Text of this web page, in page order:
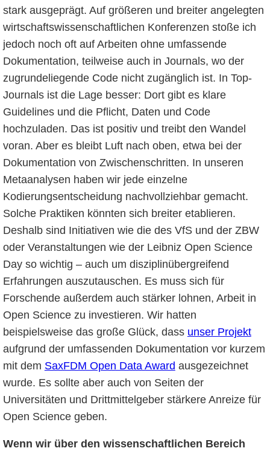
stark ausgeprägt. Auf größeren und breiter angelegten
wirtschaftswissenschaftlichen Konferenzen stoße ich
jedoch noch oft auf Arbeiten ohne umfassende
Dokumentation, teilweise auch in Journals, wo der
zugrundeliegende Code nicht zugänglich ist. In Top-
Journals ist die Lage besser: Dort gibt es klare
Guidelines und die Pflicht, Daten und Code
hochzuladen. Das ist positiv und treibt den Wandel
voran. Aber es bleibt Luft nach oben, etwa bei der
Dokumentation von Zwischenschritten. In unseren
Metaanalysen haben wir jede einzelne
Kodierungsentscheidung nachvollziehbar gemacht.
Solche Praktiken könnten sich breiter etablieren.
Deshalb sind Initiativen wie die des VfS und der ZBW
oder Veranstaltungen wie der Leibniz Open Science
Day so wichtig – auch um disziplinübergreifend
Erfahrungen auszutauschen. Es muss sich für
Forschende außerdem auch stärker lohnen, Arbeit in
Open Science zu investieren. Wir hatten
beispielsweise das große Glück, dass unser Projekt
aufgrund der umfassenden Dokumentation vor kurzem
mit dem SaxFDM Open Data Award ausgezeichnet
wurde. Es sollte aber auch von Seiten der
Universitäten und Drittmittelgeber stärkere Anreize für
Open Science geben.
Wenn wir über den wissenschaftlichen Bereich